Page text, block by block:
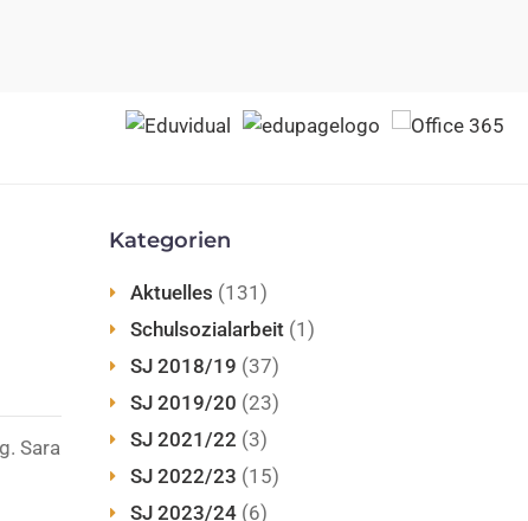
Sara
Kategorien
Aktuelles (131)
Schulsozialarbeit(1)
SJ 2018/19 (37)
SJ 2019/20 (23)
SJ 2021/22 (3)
SJ 2022/23 (15)
SJ 2023/24(6)